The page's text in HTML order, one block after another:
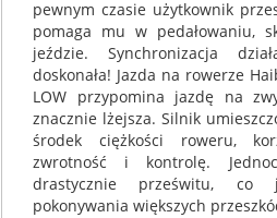
pewnym czasie użytkownik
pomaga mu w pedałowaniu,
jeździe. Synchronizacja
doskonała! Jazda na rowerze
LOW przypomina jazdę na
znacznie lżejsza. Silnik
środek ciężkości roweru,
zwrotność i kontrolę.
drastycznie prześwitu, co
pokonywania większych